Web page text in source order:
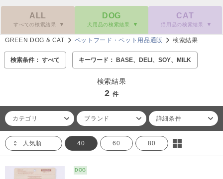
ALL
すべての検索結果
DOG
犬用品の検索結果
CAT
猫用品の検索結果
GREEN DOG & CAT ペットフード・ペット用品通販 検索結果
検索条件： すべて キーワード： BASE、DELI、SOY、MILK
検索結果
2 件
カテゴリ ブランド 詳細条件
人気順 40 60 80
DOG